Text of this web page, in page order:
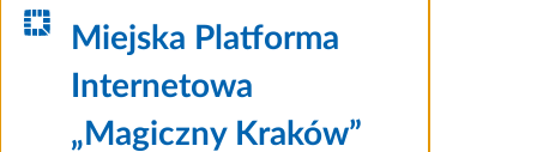
Miejska Platforma
Internetowa
„Magiczny Kraków”